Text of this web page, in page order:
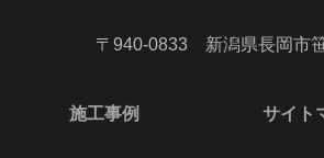
〒940-0833 新潟県長岡市
施工事例 サイト